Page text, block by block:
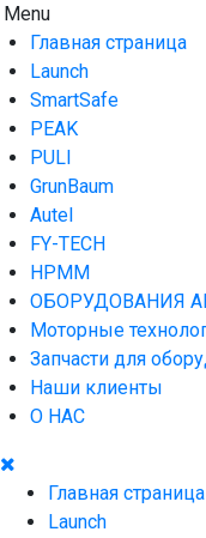
Skip
to
content
AUTO HOUSE
Технологии
Launch в
Menu
Главная страница
Launch
SmartSafe
PEAK
PULI
GrunBaum
Autel
FY-TECH
HPMM
ОБОРУДОВАНИЯ
Моторные
Запчасти для
Наши клиенты
О НАС
Главная страница
Launch